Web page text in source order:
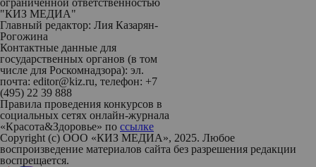
"КИЗ МЕДИА"
Главный редактор: Лия Казарян-
Рогожина
Контактные данные для
государственных органов (в том
числе для Роскомнадзора): эл.
почта: editor@kiz.ru, телефон: +7
(495) 22 39 888
Правила проведения конкурсов в
социальных сетях онлайн-журнала
«Красота&Здоровье» по ссылке
Copyright (с) ООО «КИЗ МЕДИА», 2025. Любое
воспроизведение материалов сайта без разрешения редакции
воспрещается.